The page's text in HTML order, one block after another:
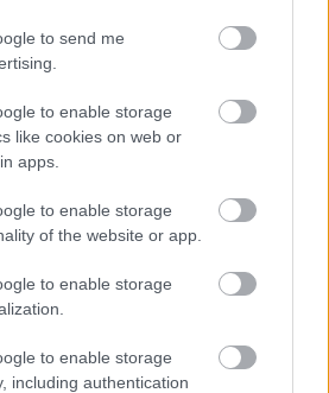
to send me
to enable storage
like cookies on web or
apps.
to enable storage
of the website or app.
to enable storage
to enable storage
including authentication
Messengeren
be
könnyebben megtaláld a
cikkeit